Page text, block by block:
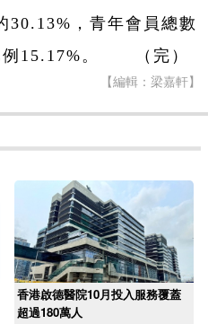
30.13%，青年會員總數
例15.17%。 （完）
【編輯：梁嘉軒】
香港啟德醫院10月投入服務覆蓋
超過180萬人